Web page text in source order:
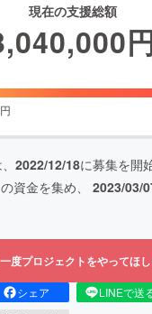
現在の支援総額
円
2022/12/18に募集を開
資金を集め、 2023/03/
度プロジェクトをやってほ
シェア LINEで送